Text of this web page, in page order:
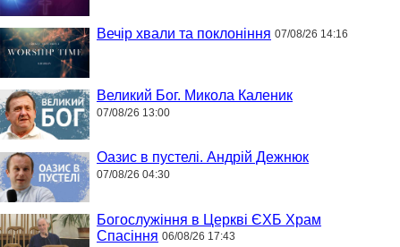
Вечір хвали та поклоніння 07/08/26 14:16
Великий Бог. Микола Каленик
07/08/26 13:00
Оазис в пустелі. Андрій Дежнюк
07/08/26 04:30
Богослужіння в Церкві ЄХБ Храм
Спасіння 06/08/26 17:43